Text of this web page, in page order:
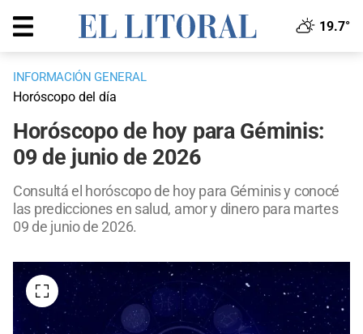
19.7°
INFORMACIÓN GENERAL
Horóscopo del día
Horóscopo de hoy para Géminis:
09 de junio de 2026
Consultá el horóscopo de hoy para Géminis y conocé
las predicciones en salud, amor y dinero para martes
09 de junio de 2026.